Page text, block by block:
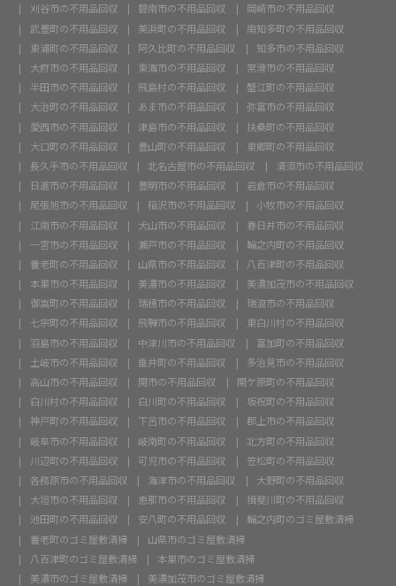
刈谷市の不用品回収
碧南市の不用品回収
岡崎市の不用品回収
武豊町の不用品回収
美浜町の不用品回収
南知多町の不用品回収
東浦町の不用品回収
阿久比町の不用品回収
知多市の不用品回収
大府市の不用品回収
東海市の不用品回収
常滑市の不用品回収
半田市の不用品回収
飛島村の不用品回収
蟹江町の不用品回収
大治町の不用品回収
あま市の不用品回収
弥富市の不用品回収
愛西市の不用品回収
津島市の不用品回収
扶桑町の不用品回収
大口町の不用品回収
豊山町の不用品回収
東郷町の不用品回収
長久手市の不用品回収
北名古屋市の不用品回収
清須市の不用品回収
日進市の不用品回収
豊明市の不用品回収
岩倉市の不用品回収
尾張旭市の不用品回収
稲沢市の不用品回収
小牧市の不用品回収
江南市の不用品回収
犬山市の不用品回収
春日井市の不用品回収
一宮市の不用品回収
瀬戸市の不用品回収
輪之内町の不用品回収
養老町の不用品回収
山県市の不用品回収
八百津町の不用品回収
本巣市の不用品回収
美濃市の不用品回収
美濃加茂市の不用品回収
御嵩町の不用品回収
瑞穂市の不用品回収
瑞浪市の不用品回収
七宗町の不用品回収
飛騨市の不用品回収
東白川村の不用品回収
羽島市の不用品回収
中津川市の不用品回収
富加町の不用品回収
土岐市の不用品回収
垂井町の不用品回収
多治見市の不用品回収
高山市の不用品回収
関市の不用品回収
関ケ原町の不用品回収
白川村の不用品回収
白川町の不用品回収
坂祝町の不用品回収
神戸町の不用品回収
下呂市の不用品回収
郡上市の不用品回収
岐阜市の不用品回収
岐南町の不用品回収
北方町の不用品回収
川辺町の不用品回収
可児市の不用品回収
笠松町の不用品回収
各務原市の不用品回収
海津市の不用品回収
大野町の不用品回収
大垣市の不用品回収
恵那市の不用品回収
揖斐川町の不用品回収
池田町の不用品回収
安八町の不用品回収
輪之内町のゴミ屋敷清掃
養老町のゴミ屋敷清掃
山県市のゴミ屋敷清掃
八百津町のゴミ屋敷清掃
本巣市のゴミ屋敷清掃
美濃市のゴミ屋敷清掃
美濃加茂市のゴミ屋敷清掃